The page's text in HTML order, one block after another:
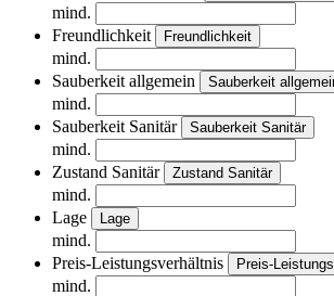
mind.
Freundlichkeit
Freundlichkeit
mind.
Sauberkeit allgemein
Sauberkeit
mind.
Sauberkeit Sanitär
Sauberkeit Sanitär
mind.
Zustand Sanitär
Zustand Sanitär
mind.
Lage
Lage
mind.
Preis-Leistungsverhältnis
Preis-
mind.